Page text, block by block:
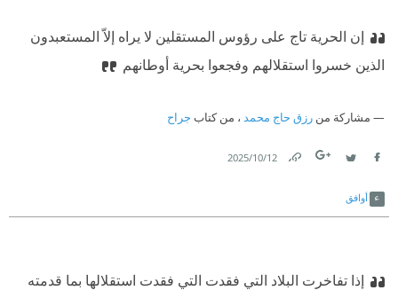
إن الحرية تاج على رؤوس المستقلين لا يراه إلاّ المستعبدون
الذين خسروا استقلالهم وفجعوا بحرية أوطانهم
مشاركة من رزق حاج محمد ، من كتاب جراح
12‏/10‏/2025
أوافق
إذا تفاخرت البلاد التي فقدت التي فقدت استقلالها بما قدمته